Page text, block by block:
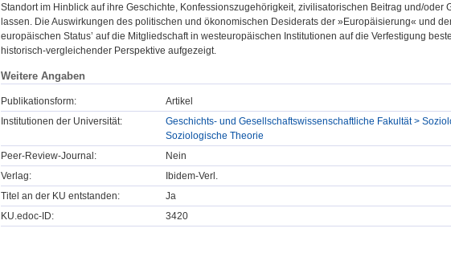
Standort im Hinblick auf ihre Geschichte, Konfessionszugehörigkeit, zivilisatorischen Beitrag und/oder
lassen. Die Auswirkungen des politischen und ökonomischen Desiderats der »Europäisierung« und
europäischen Status’ auf die Mitgliedschaft in westeuropäischen Institutionen auf die Verfestigung
historisch-vergleichender Perspektive aufgezeigt.
Weitere Angaben
Publikationsform:
Artikel
Institutionen der Universität:
Geschichts- und Gesellschaftswissenschaftliche Fakultät >
Soziologische Theorie
Peer-Review-Journal:
Nein
Verlag:
Ibidem-Verl.
Titel an der KU entstanden:
Ja
KU.edoc-ID:
3420